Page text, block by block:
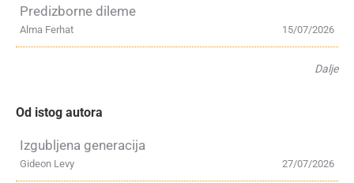
Predizborne dileme
15/07/2026
Alma Ferhat
Dalje
Od istog autora
Izgubljena generacija
27/07/2026
Gideon Levy